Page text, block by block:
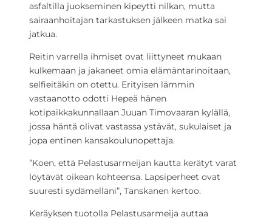
asfaltilla juokseminen kipeytti nilkan, mutta
sairaanhoitajan tarkastuksen jälkeen matka sai
jatkua.
Reitin varrella ihmiset ovat liittyneet mukaan
kulkemaan ja jakaneet omia elämäntarinoitaan,
selfieitäkin on otettu. Erityisen lämmin
vastaanotto odotti Hepeä hänen
kotipaikkakunnallaan Juuan Timovaaran kylällä,
jossa häntä olivat vastassa ystävät, sukulaiset ja
jopa entinen kansakoulunopettaja.
”Koen, että Pelastusarmeijan kautta kerätyt varat
löytävät oikean kohteensa. Lapsiperheet ovat
suuresti sydämelläni”, Tanskanen kertoo.
Keräyksen tuotolla Pelastusarmeija auttaa